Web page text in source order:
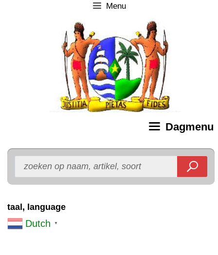
Menu
Dagmenu
taal, language
Dutch ▼